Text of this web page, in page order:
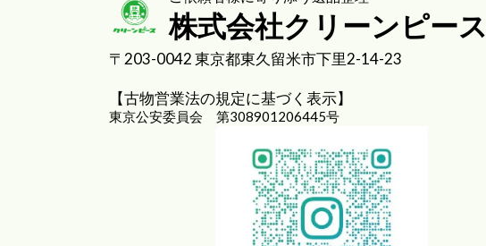
株式会社クリーンピース
〒203-0042 東京都東久留米市下里2-14-23
【古物営業法の規定に基づく表示】
東京公安委員会 第308901206445号